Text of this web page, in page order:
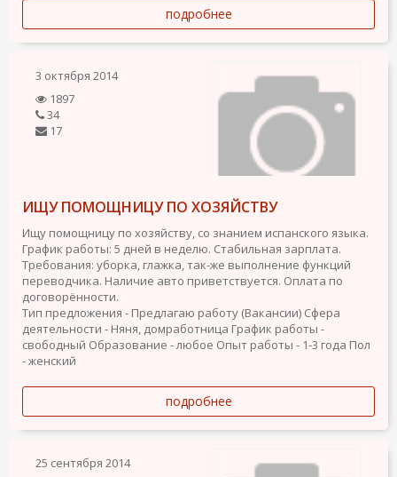
подробнее
3 октября 2014
1897
34
17
ИЩУ ПОМОЩНИЦУ ПО ХОЗЯЙСТВУ
Ищу помощницу по хозяйству, со знанием испанского языка.
График работы: 5 дней в неделю. Стабильная зарплата.
Требования: уборка, глажка, так-же выполнение функций
переводчика. Наличие авто приветствуется. Оплата по
договорённости.
Тип предложения - Предлагаю работу (Вакансии) Сфера
деятельности - Няня, домработница График работы -
свободный Образование - любое Опыт работы - 1-3 года Пол
- женский
подробнее
25 сентября 2014